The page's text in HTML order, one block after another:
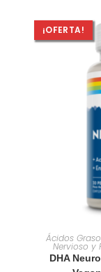
¡OFERTA!
Ácidos
Nervioso y
DHA